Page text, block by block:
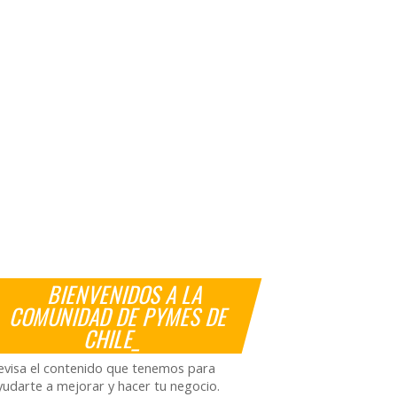
BIENVENIDOS A LA
COMUNIDAD DE PYMES DE
CHILE_
el contenido que tenemos para
a mejorar y hacer tu negocio.